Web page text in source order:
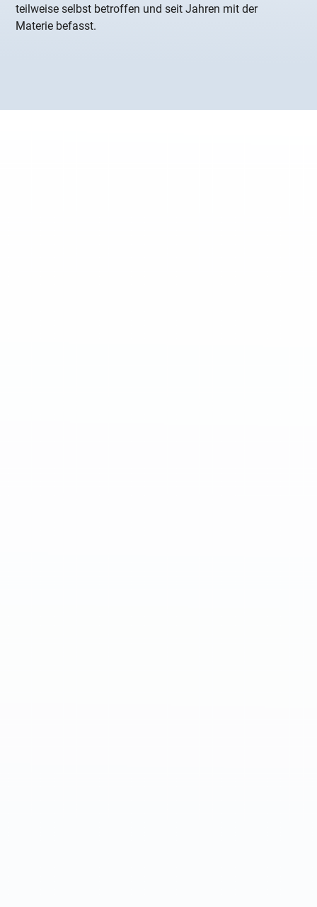
teilweise selbst betroffen und seit Jahren mit der
Materie befasst.